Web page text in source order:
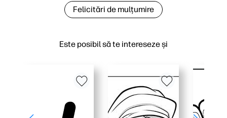
Este posibil să te intereseze și
Felicitări de mulțumire